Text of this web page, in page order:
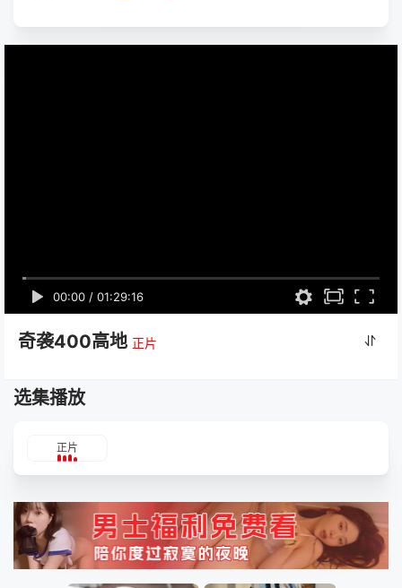
00:00 / 01:29:16
奇袭400高地 正片
选集播放
正片